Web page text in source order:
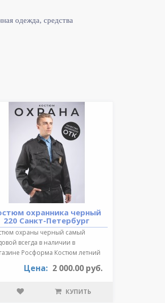
одежда, средства
охранника черный
220 Санкт-Петербург
охраны черный самый
всегда в наличии в
Росформа Костюм летний
Цена: 2 000.00 руб.
КУПИТЬ